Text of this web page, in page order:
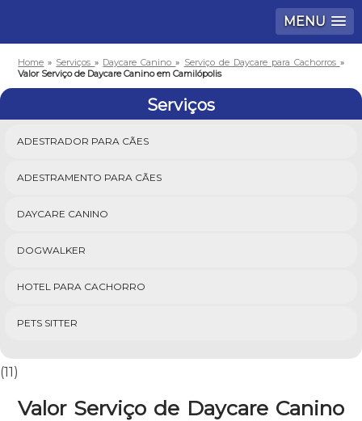
MENU
Home » Serviços» Daycare Canino» Serviço de Daycare para Cachorros »
Valor Serviço de Daycare Canino em Camilópolis
Serviços
ADESTRADOR PARA CÃES
ADESTRAMENTO PARA CÃES
DAYCARE CANINO
DOGWALKER
HOTEL PARA CACHORRO
PETS SITTER
(11)
Valor Serviço de Daycare Canino